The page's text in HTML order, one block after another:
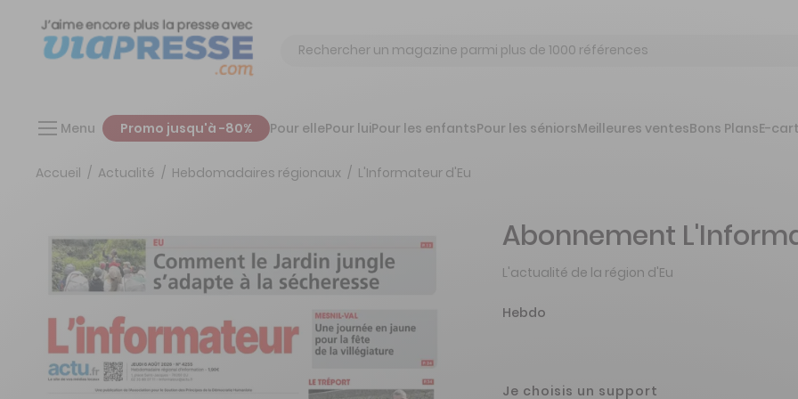
Chercher
Menu Promo jusqu'à -80% Pour ellePour luiPour les enfantsPour les séniorsMeilleures ventesBons PlansE-
Accueil Actualité Hebdomadaires régionaux L'Informateur d'Eu
Abonnement
L'actualité de la région d'Eu
Hebdo
Je choisis un support